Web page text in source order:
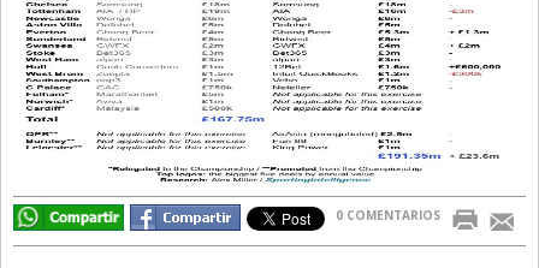
Directivos
Ecología y Ambiente
Economía
El Experto
El Precio Que Yo Ví
0 COMENTARIOS